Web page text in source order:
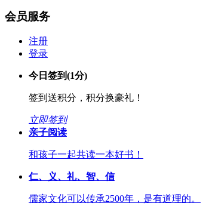
会员服务
注册
登录
今日签到(1分)
签到送积分，积分换豪礼！
立即签到
亲子阅读
和孩子一起共读一本好书！
仁、义、礼、智、信
儒家文化可以传承2500年，是有道理的。